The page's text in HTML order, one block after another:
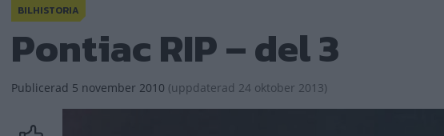
BILHISTORIA
Pontiac RIP – del 3
Publicerad 5 november 2010 (uppdaterad 24 oktober 2013)